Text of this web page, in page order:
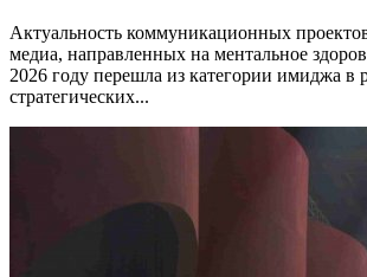
Актуальность коммуникационных
медиа, направленных на ментальное
2026 году перешла из категории имиджа в
стратегических...